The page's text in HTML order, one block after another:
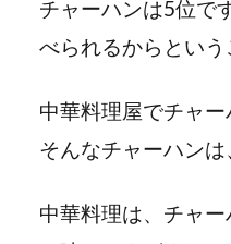
チャーハンは5位で
べられるからという
中華料理屋でチャ
そんなチャーハン
中華料理は、チャ